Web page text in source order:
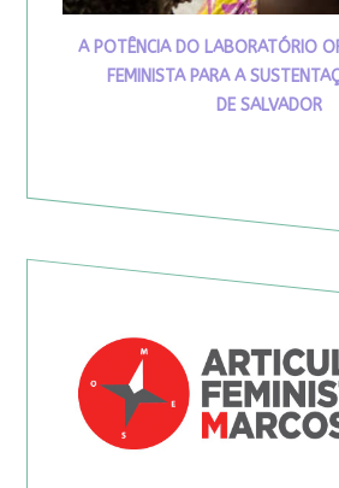
A POTÊNCIA DO LABORATÓRIO
FEMINISTA PARA A
DE SALVADOR